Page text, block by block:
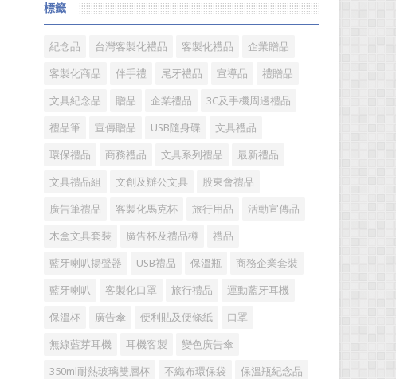
標籤
紀念品 台灣客製化禮品 客製化禮品 企業贈品
客製化商品 伴手禮 尾牙禮品 宣導品 禮贈品
文具紀念品 贈品 企業禮品 3C及手機周邊禮品
禮品筆 宣傳贈品 USB隨身碟 文具禮品
環保禮品 商務禮品 文具系列禮品 最新禮品
文具禮品組 文創及辦公文具 股東會禮品
廣告筆禮品 客製化馬克杯 旅行用品 活動宣傳品
木盒文具套裝 廣告杯及禮品樽 禮品
藍牙喇叭揚聲器 USB禮品 保溫瓶 商務企業套裝
藍牙喇叭 客製化口罩 旅行禮品 運動藍牙耳機
保溫杯 廣告傘 便利貼及便條紙 口罩
無線藍芽耳機 耳機客製 變色廣告傘
350ml耐熱玻璃雙層杯 不織布環保袋 保溫瓶紀念品